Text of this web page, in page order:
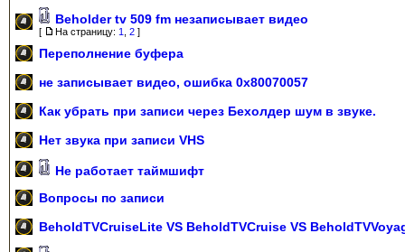
Beholder tv 509 fm незаписывает видео
[ На страницу: 1 2 ]
Переполнение буфера
не записывает видео, ошибка 0x80070057
Как убрать при записи через Бехолдер шум в звуке.
Нет звука при записи VHS
Не работает таймшифт
Вопросы по записи
BeholdTVCruiseLite VS BeholdTVCruise VS